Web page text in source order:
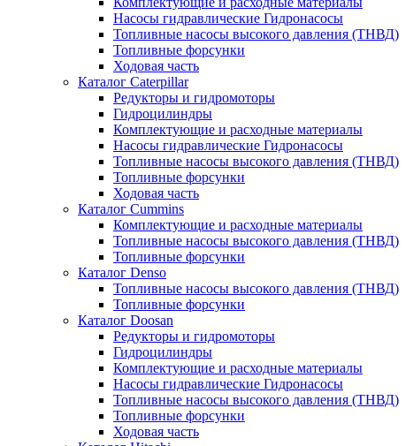
Насосы гидравлические Гидронасосы
Топливные насосы высокого давления (ТНВД)
Топливные форсунки
Ходовая часть
Каталог Caterpillar
Редукторы и гидромоторы
Гидроцилиндры
Комплектующие и расходные материалы
Насосы гидравлические Гидронасосы
Топливные насосы высокого давления (ТНВД)
Топливные форсунки
Ходовая часть
Каталог Cummins
Комплектующие и расходные материалы
Топливные насосы высокого давления (ТНВД)
Топливные форсунки
Каталог Denso
Топливные насосы высокого давления (ТНВД)
Топливные форсунки
Каталог Doosan
Редукторы и гидромоторы
Гидроцилиндры
Комплектующие и расходные материалы
Насосы гидравлические Гидронасосы
Топливные насосы высокого давления (ТНВД)
Топливные форсунки
Ходовая часть